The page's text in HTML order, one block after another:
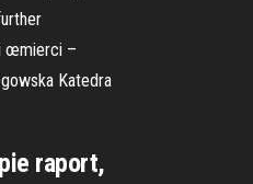
œmierci –
Katedra
raport,